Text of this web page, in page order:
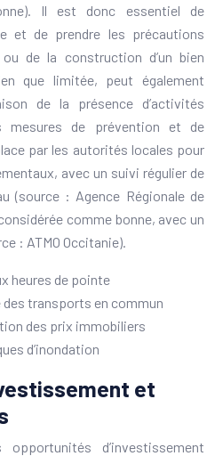
Il est donc essentiel de
et de prendre les précautions
de la construction d’un bien
que limitée, peut également
de la présence d’activités
mesures de prévention et de
par les autorités locales pour
avec un suivi régulier de
(source : Agence Régionale de
comme bonne, avec un
: ATMO Occitanie).
heures de pointe
transports en commun
des prix immobiliers
d’inondation
et
d’investissement